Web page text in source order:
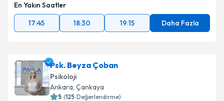
En Yakın Saatler
17:45
18:30 19:15 Daha Fazla
Psk. Beyza Çoban
Psikoloji
Ankara, Çankaya
5 (125 Değerlendirme)